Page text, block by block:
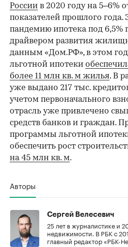
России в 2020 году на 5–6%
показателей прошлого года.
пандемию ипотека под 6,5%
драйвером развития
данным «Дом.РФ», в этом
льготной ипотеки
более 11 млн кв. м жилья. В
уже выдано 217 тыс.
учетом первоначального
отрасль уже привлечено
средств банков и граждан.
программы льготной
обеспечить рост
на 45 млн кв. м.
Авторы
Сергей Велесевич
25 лет в журналистике и
недвижимости. В РБК с
главный редактор «РБК-